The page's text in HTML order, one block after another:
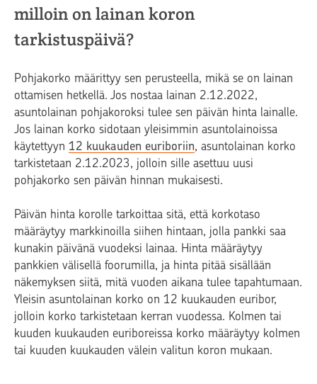
milloin on lainan koron
tarkistuspäivä?
Pohjakorko määrittyy sen perusteella, mikä se on lainan
ottamisen hetkellä. Jos nostaa lainan 2.12.2022,
asuntolainan pohjakoroksi tulee sen päivän hinta lainalle.
Jos lainan korko sidotaan yleisimmin asuntolainoissa
käytettyyn 12 kuukauden euriboriin, asuntolainan korko
tarkistetaan 2.12.2023, jolloin sille asettuu uusi
pohjakorko sen päivän hinnan mukaisesti.
Päivän hinta korolle tarkoittaa sitä, että korkotaso
määräytyy markkinoilla siihen hintaan, jolla pankki saa
kunakin päivänä vuodeksi lainaa. Hinta määräytyy
pankkien välisellä foorumilla, ja hinta pitää sisällään
näkemyksen siitä, mitä vuoden aikana tulee tapahtumaan.
Yleisin asuntolainan korko on 12 kuukauden euribor,
jolloin korko tarkistetaan kerran vuodessa. Kolmen tai
kuuden kuukauden euriboreissa korko määräytyy kolmen
tai kuuden kuukauden välein valitun koron mukaan.